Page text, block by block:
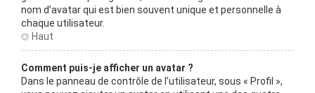
nom d’avatar qui est bien souvent unique et personnelle à
chaque utilisateur.
Haut
Comment puis-je afficher un avatar ?
Dans le panneau de contrôle de l’utilisateur, sous « Profil »,